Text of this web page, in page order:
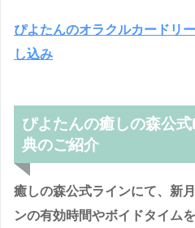
ぴよたんのオラクルカードリ
し込み
ぴよたんの癒しの森公
典のご紹介
癒しの森公式ラインにて、新
ンの有効時間やボイドタイム